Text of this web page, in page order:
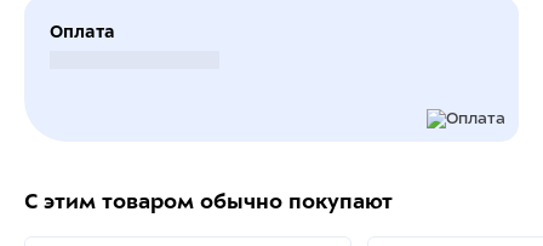
Оплата
С этим товаром обычно покупают